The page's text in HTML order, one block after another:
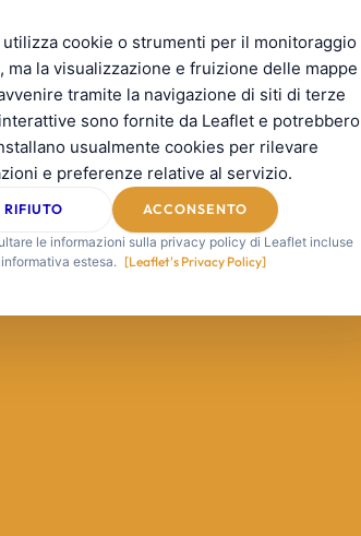
cookie o strumenti per il monitoraggio
ma la visualizzazione e fruizione delle mappe
tramite la navigazione di siti di terze
sono fornite da Leaflet e potrebbero
usualmente cookies per rilevare
e preferenze relative al servizio.
RIFIUTO
ACCONSENTO
le informazioni sulla privacy policy di Leaflet incluse
estesa. [Leaflet's Privacy Policy]